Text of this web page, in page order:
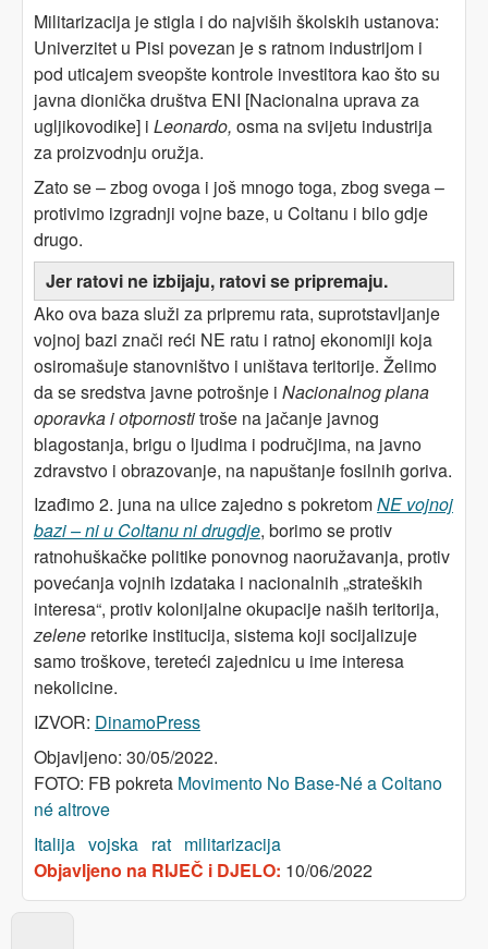
Militarizacija je stigla i do najviših školskih ustanova:
Univerzitet u Pisi povezan je s ratnom industrijom i
pod uticajem sveopšte kontrole investitora kao što su
javna dionička društva ENI [Nacionalna uprava za
ugljikovodike] i Leonardo, osma na svijetu industrija
za proizvodnju oružja.
Zato se – zbog ovoga i još mnogo toga, zbog svega –
protivimo izgradnji vojne baze, u Coltanu i bilo gdje
drugo.
Jer ratovi ne izbijaju, ratovi se pripremaju.
Ako ova baza služi za pripremu rata, suprotstavljanje
vojnoj bazi znači reći NE ratu i ratnoj ekonomiji koja
osiromašuje stanovništvo i uništava teritorije. Želimo
da se sredstva javne potrošnje i Nacionalnog plana
oporavka i otpornostitroše na jačanje javnog
blagostanja, brigu o ljudima i područjima, na javno
zdravstvo i obrazovanje, na napuštanje fosilnih goriva.
Izađimo 2. juna na ulice zajedno s pokretomNE vojnoj
bazi – ni u Coltanu ni drugdje, borimo se protiv
ratnohuškačke politike ponovnog naoružavanja, protiv
povećanja vojnih izdataka i nacionalnih „strateških
interesa“, protiv kolonijalne okupacije naših teritorija,
zelene retorike institucija, sistema koji socijalizuje
samo troškove, tereteći zajednicu u ime interesa
nekolicine.
IZVOR: DinamoPress
Objavljeno: 30/05/2022.
FOTO: FB pokreta Movimento No Base-Né a Coltano
né altrove
Italija vojska rat militarizacija
Objavljeno na RIJEČ i DJELO: 10/06/2022